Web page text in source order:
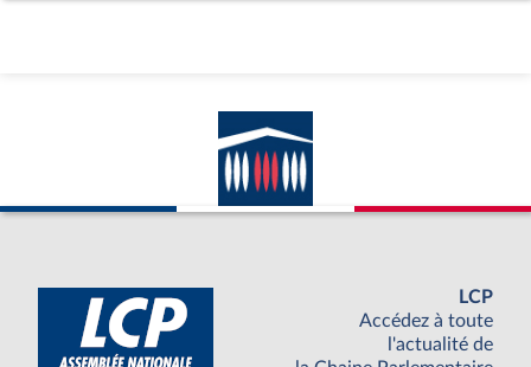
LCP
Accédez à toute
l'actualité de